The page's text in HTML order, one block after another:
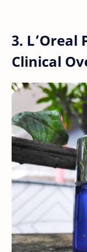
3. L’Oreal
Clinical